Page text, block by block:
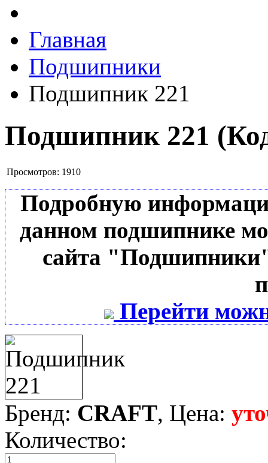
Ивантеевка, подшипники, пневматика, метизы, техника,
Главная
Подшипники
Подшипник 221
Подшипник 221
Просмотров: 1910
Подробную
данном подшипнике
сайта
Перейти
Бренд: CRAFT, Цена:
Количество: